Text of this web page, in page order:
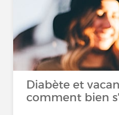
Diabète et
comment bien